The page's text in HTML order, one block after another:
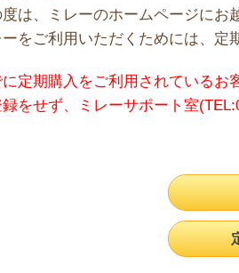
度は、ミレーのホームページにお
ーをご利用いただくためには、定
定期購入をご利用されているお
録をせず、ミレーサポート室